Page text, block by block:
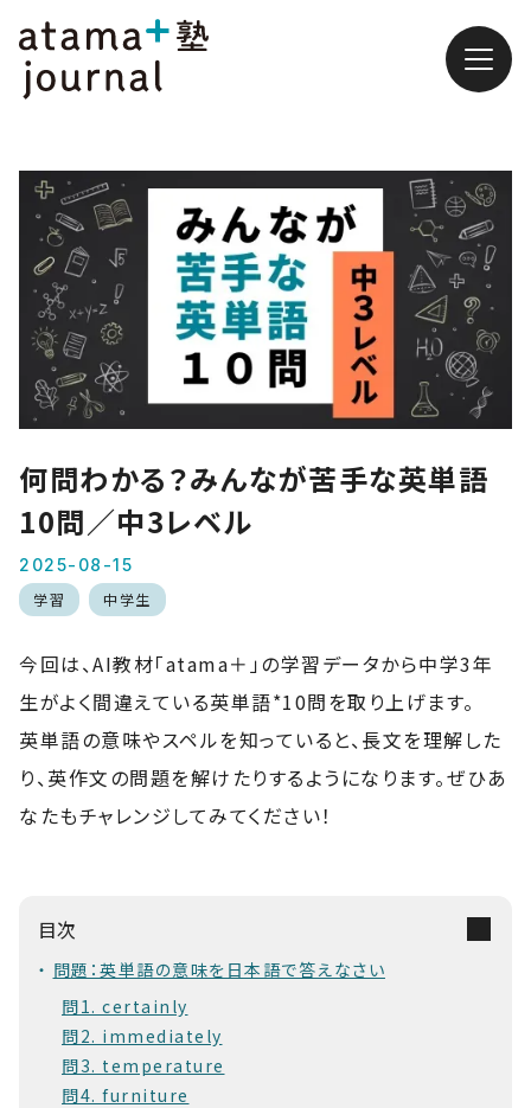
何問わかる？みんなが苦手な英単語
10問／中3レベル
2025-08-15
学習
中学生
今回は、AI教材「atama＋」の学習データから中学3年
生がよく間違えている英単語*10問を取り上げます。
英単語の意味やスペルを知っていると、長文を理解した
り、英作文の問題を解けたりするようになります。ぜひあ
なたもチャレンジしてみてください！
目次
問題：英単語の意味を日本語で答えなさい
問1. certainly
問2. immediately
問3. temperature
問4. furniture